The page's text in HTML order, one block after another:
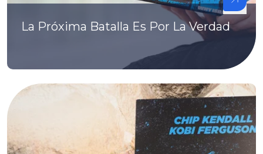
La Próxima Batalla Es Por La Verdad